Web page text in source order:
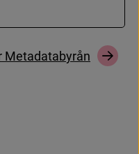
Metadatabyrån